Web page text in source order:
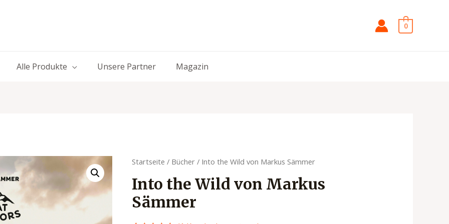
0
Alle Produkte Unsere Partner Magazin
Startseite / Bücher / Into the Wild von Markus Sämmer
Into the Wild von Markus
Sämmer